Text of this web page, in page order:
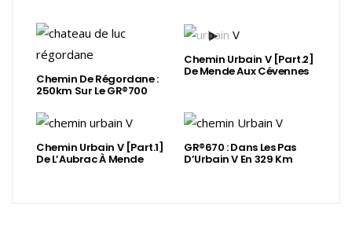
Chemin De Régordane :
250km Sur Le GR®700
Chemin Urbain V [Part.2]
De Mende Aux Cévennes
Chemin Urbain V [Part.1]
De L’Aubrac À Mende
GR®670 : Dans Les Pas
D’Urbain V En 329 Km